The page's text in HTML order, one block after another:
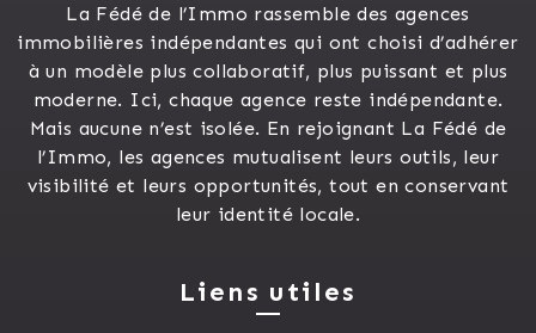
La Fédé de l’Immo rassemble des agences
immobilières indépendantes qui ont choisi d’adhérer
à un modèle plus collaboratif, plus puissant et plus
moderne. Ici, chaque agence reste indépendante.
Mais aucune n’est isolée. En rejoignant La Fédé de
l’Immo, les agences mutualisent leurs outils, leur
visibilité et leurs opportunités, tout en conservant
leur identité locale.
Liens utiles